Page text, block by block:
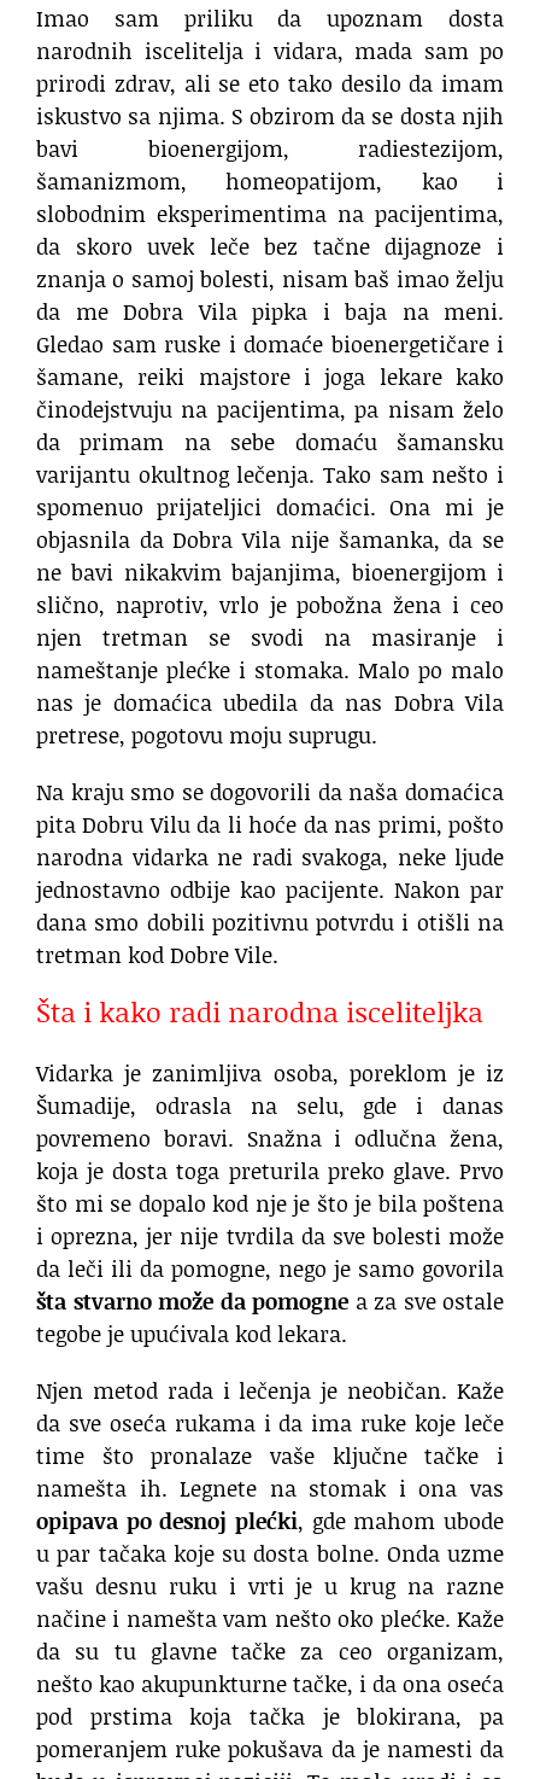
Imao sam priliku da upoznam dosta
narodnih iscelitelja i vidara, mada sam po
prirodi zdrav, ali se eto tako desilo da imam
iskustvo sa njima. S obzirom da se dosta njih
bavi bioenergijom, radiestezijom,
šamanizmom, homeopatijom, kao i
slobodnim eksperimentima na pacijentima,
da skoro uvek leče bez tačne dijagnoze i
znanja o samoj bolesti, nisam baš imao želju
da me Dobra Vila pipka i baja na meni.
Gledao sam ruske i domaće bioenergetičare i
šamane, reiki majstore i joga lekare kako
činodejstvuju na pacijentima, pa nisam želo
da primam na sebe domaću šamansku
varijantu okultnog lečenja. Tako sam nešto i
spomenuo prijateljici domaćici. Ona mi je
objasnila da Dobra Vila nije šamanka, da se
ne bavi nikakvim bajanjima, bioenergijom i
slično, naprotiv, vrlo je pobožna žena i ceo
njen tretman se svodi na masiranje i
nameštanje plećke i stomaka. Malo po malo
nas je domaćica ubedila da nas Dobra Vila
pretrese, pogotovu moju suprugu.
Na kraju smo se dogovorili da naša domaćica
pita Dobru Vilu da li hoće da nas primi, pošto
narodna vidarka ne radi svakoga, neke ljude
jednostavno odbije kao pacijente. Nakon par
dana smo dobili pozitivnu potvrdu i otišli na
tretman kod Dobre Vile.
Šta i kako radi narodna isceliteljka
Vidarka je zanimljiva osoba, poreklom je iz
Šumadije, odrasla na selu, gde i danas
povremeno boravi. Snažna i odlučna žena,
koja je dosta toga preturila preko glave. Prvo
što mi se dopalo kod nje je što je bila poštena
i oprezna, jer nije tvrdila da sve bolesti može
da leči ili da pomogne, nego je samo govorila
šta stvarno može da pomogne a za sve ostale
tegobe je upućivala kod lekara.
Njen metod rada i lečenja je neobičan. Kaže
da sve oseća rukama i da ima ruke koje leče
time što pronalaze vaše ključne tačke i
namešta ih. Legnete na stomak i ona vas
opipava po desnoj plećki, gde mahom ubode
u par tačaka koje su dosta bolne. Onda uzme
vašu desnu ruku i vrti je u krug na razne
načine i namešta vam nešto oko plećke. Kaže
da su tu glavne tačke za ceo organizam,
nešto kao akupunkturne tačke, i da ona oseća
pod prstima koja tačka je blokirana, pa
pomeranjem ruke pokušava da je namesti da